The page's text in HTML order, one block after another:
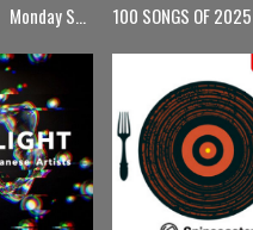
【月曜更新】Monday Spin 100 SONGS OF 2025